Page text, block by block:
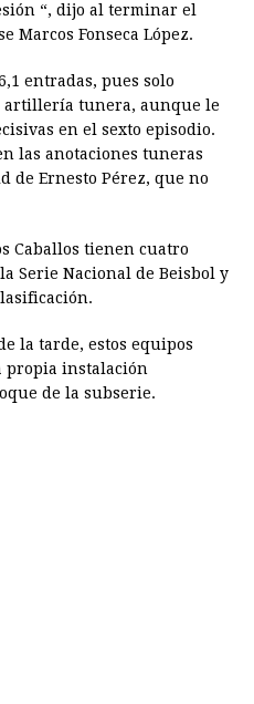
“, dijo al terminar el
Marcos Fonseca López.
entradas, pues solo
artillería tunera, aunque le
en el sexto episodio.
las anotaciones tuneras
de Ernesto Pérez, que no
Caballos tienen cuatro
Serie Nacional de Beisbol y
la tarde, estos equipos
propia instalación
de la subserie.